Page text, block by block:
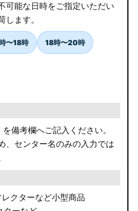
可能な日時をご指定いただい
ます。
〜18時 18時〜20時
備考欄へご記入ください。
、センター名のみの入力では
クターなど小型商品